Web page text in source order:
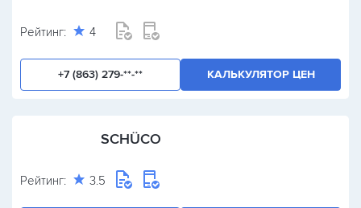
Рейтинг: 4
+7 (863) 279-**-** КАЛЬКУЛЯТОР ЦЕН
SCHÜCO
Рейтинг: 3.5